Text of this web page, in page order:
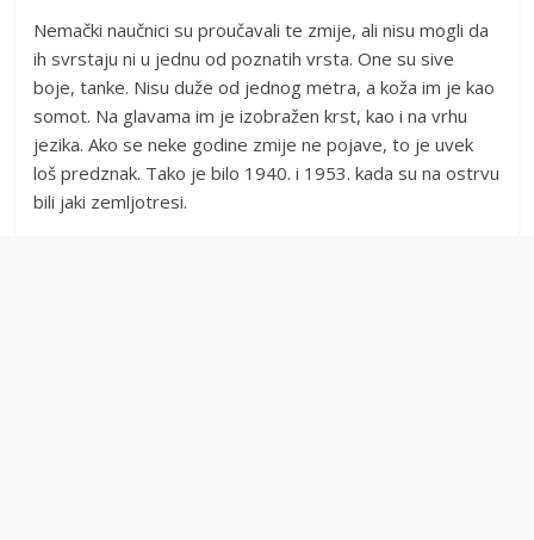
Nemački naučnici su proučavali te zmije, ali nisu mogli da
ih svrstaju ni u jednu od poznatih vrsta. One su sive
boje, tanke. Nisu duže od jednog metra, a koža im je kao
somot. Na glavama im je izobražen krst, kao i na vrhu
jezika. Ako se neke godine zmije ne pojave, to je uvek
loš predznak. Tako je bilo 1940. i 1953. kada su na ostrvu
bili jaki zemljotresi.